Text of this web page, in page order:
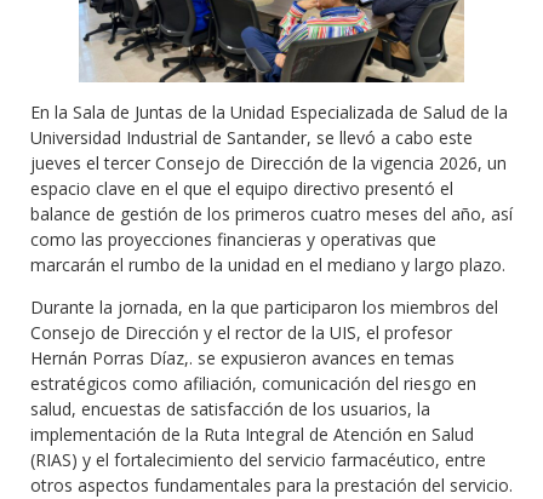
En la Sala de Juntas de la Unidad Especializada de Salud de la
Universidad Industrial de Santander, se llevó a cabo este
jueves el tercer Consejo de Dirección de la vigencia 2026, un
espacio clave en el que el equipo directivo presentó el
balance de gestión de los primeros cuatro meses del año, así
como las proyecciones financieras y operativas que
marcarán el rumbo de la unidad en el mediano y largo plazo.
Durante la jornada, en la que participaron los miembros del
Consejo de Dirección y el rector de la UIS, el profesor
Hernán Porras Díaz,. se expusieron avances en temas
estratégicos como afiliación, comunicación del riesgo en
salud, encuestas de satisfacción de los usuarios, la
implementación de la Ruta Integral de Atención en Salud
(RIAS) y el fortalecimiento del servicio farmacéutico, entre
otros aspectos fundamentales para la prestación del servicio.